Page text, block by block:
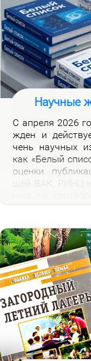
Научные
С ап­ре­ля 2026
жден и
чень на­уч­ных
как «Бе­лый
оцен­ки